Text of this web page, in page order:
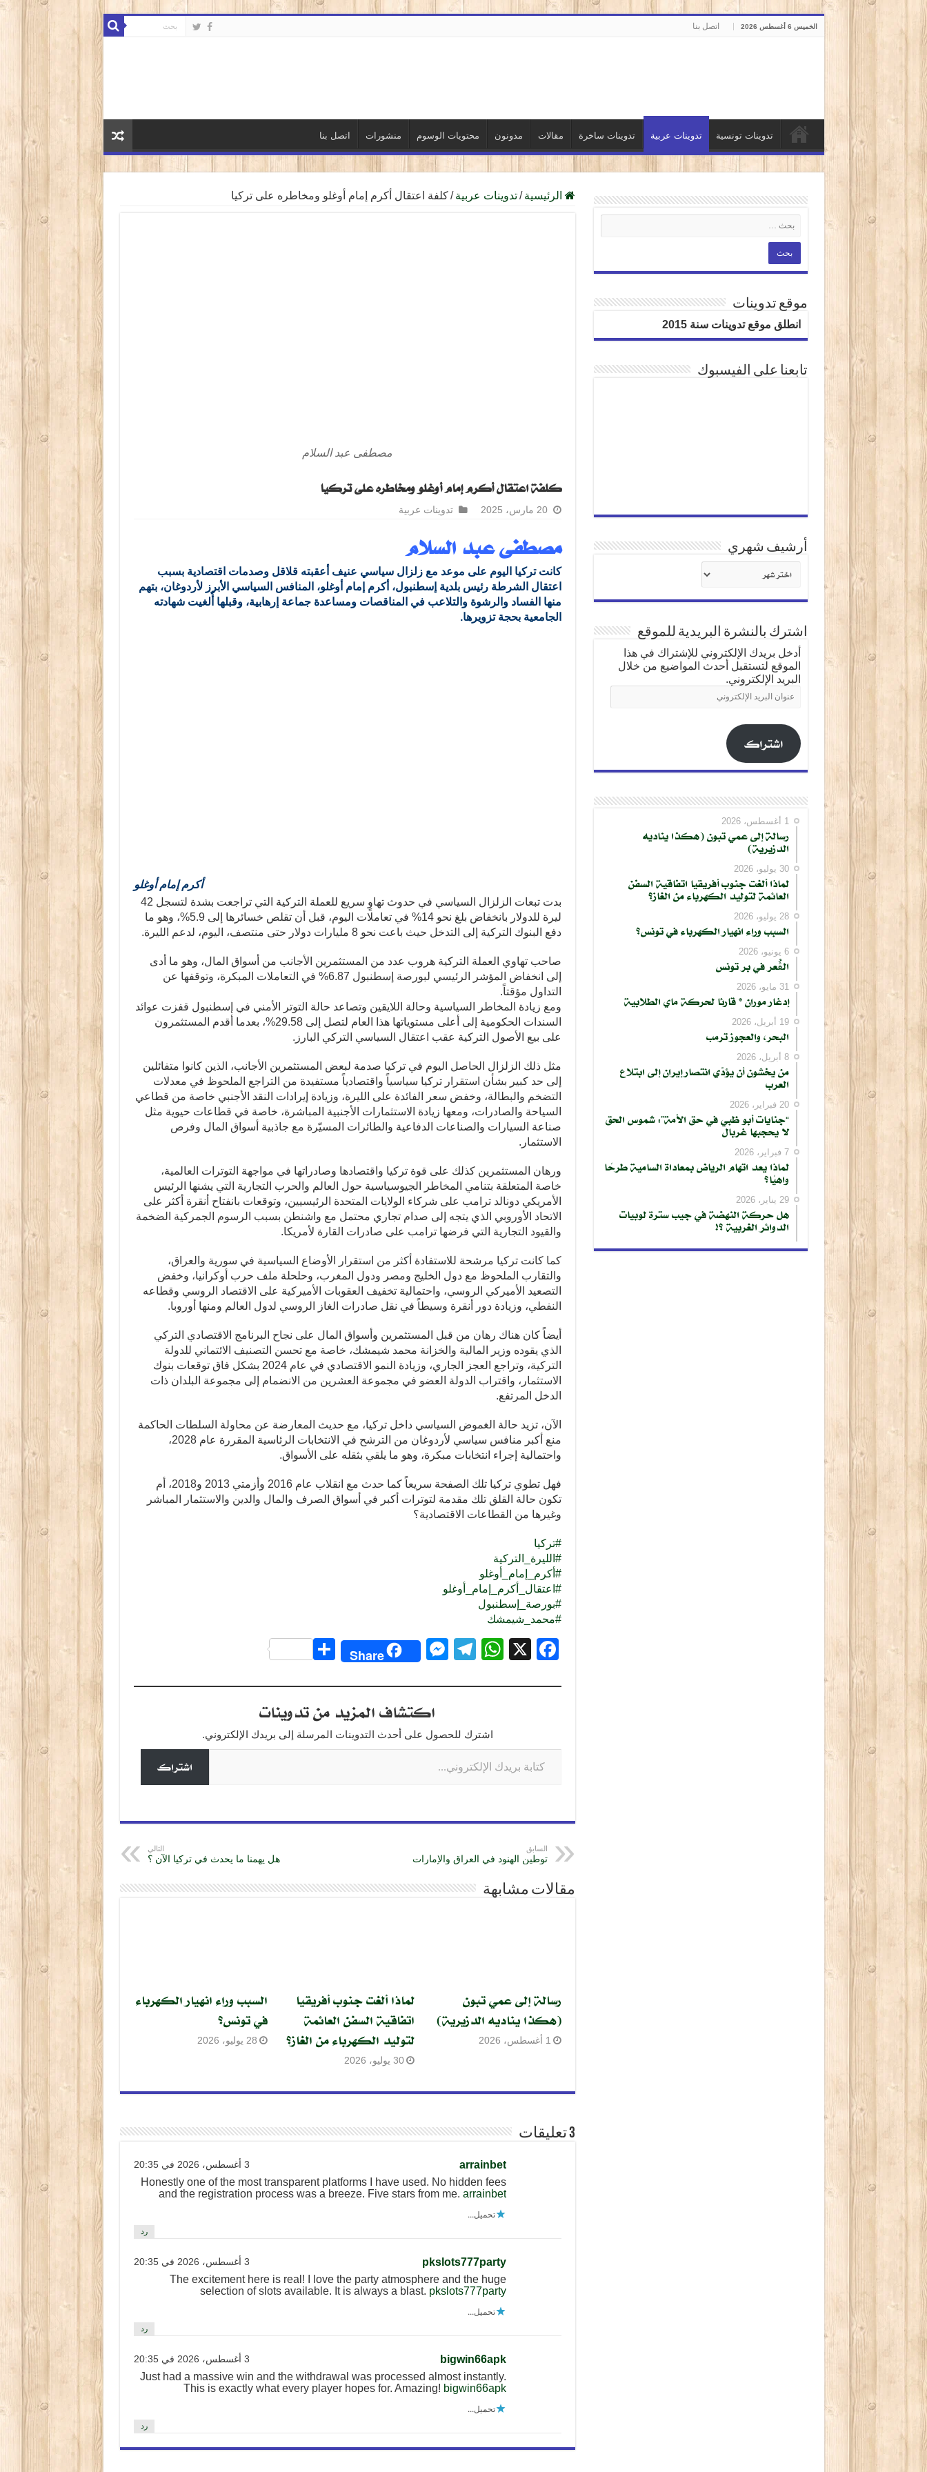
الخميس 6 أغسطس 2026 اتصل بنا
تدوينات تونسية تدوينات عربية تدوينات ساخرة مقالات مدونون محتويات الوسوم منشورات اتصل بنا
الرئيسية / تدوينات عربية / كلفة اعتقال أكرم إمام أوغلو ومخاطره على تركيا
مصطفى عبد السلام
كلفة اعتقال أكرم إمام أوغلو ومخاطره على تركيا
20 مارس، 2025 تدوينات عربية
مصطفى عبد السلام
كانت تركيا اليوم على موعد مع زلزال سياسي عنيف أعقبته قلاقل وصدمات اقتصادية بسبب
اعتقال الشرطة رئيس بلدية إسطنبول، أكرم إمام أوغلو، المنافس السياسي الأبرز لأردوغان، بتهم
منها الفساد والرشوة والتلاعب في المناقصات ومساعدة جماعة إرهابية، وقبلها أُلغيت شهادته
الجامعية بحجة تزويرها.
أكرم إمام أوغلو
بدت تبعات الزلزال السياسي في حدوث تهاوٍ سريع للعملة التركية التي تراجعت بشدة لتسجل 42
ليرة للدولار بانخفاض بلغ نحو 14% في تعاملات اليوم، قبل أن تقلص خسائرها إلى 5.9%، وهو ما
دفع البنوك التركية إلى التدخل حيث باعت نحو 8 مليارات دولار حتى منتصف، اليوم، لدعم الليرة.
صاحب تهاوي العملة التركية هروب عدد من المستثمرين الأجانب من أسواق المال، وهو ما أدى
إلى انخفاض المؤشر الرئيسي لبورصة إسطنبول 6.87% في التعاملات المبكرة، وتوقفها عن
التداول مؤقتاً.
ومع زيادة المخاطر السياسية وحالة اللايقين وتصاعد حالة التوتر الأمني في إسطنبول قفزت عوائد
السندات الحكومية إلى أعلى مستوياتها هذا العام لتصل إلى 29.58%، بعدما أقدم المستثمرون
على بيع الأصول التركية عقب اعتقال السياسي التركي البارز.
مثل ذلك الزلزال الحاصل اليوم في تركيا صدمة لبعض المستثمرين الأجانب، الذين كانوا متفائلين
إلى حد كبير بشأن استقرار تركيا سياسياً واقتصادياً مستفيدة من التراجع الملحوظ في معدلات
التضخم والبطالة، وخفض سعر الفائدة على الليرة، وزيادة إيرادات النقد الأجنبي خاصة من قطاعي
السياحة والصادرات، ومعها زيادة الاستثمارات الأجنبية المباشرة، خاصة في قطاعات حيوية مثل
صناعة السيارات والصناعات الدفاعية والطائرات المسيّرة مع جاذبية أسواق المال وفرص
الاستثمار.
ورهان المستثمرين كذلك على قوة تركيا واقتصادها وصادراتها في مواجهة التوترات العالمية،
خاصة المتعلقة بتنامي المخاطر الجيوسياسية حول العالم والحرب التجارية التي يشنها الرئيس
الأمريكي دونالد ترامب على شركاء الولايات المتحدة الرئيسيين، وتوقعات بانفتاح أنقرة أكثر على
الاتحاد الأوروبي الذي يتجه إلى صدام تجاري محتمل مع واشنطن بسبب الرسوم الجمركية الضخمة
والقيود التجارية التي فرضها ترامب على صادرات القارة لأمريكا.
كما كانت تركيا مرشحة للاستفادة أكثر من استقرار الأوضاع السياسية في سورية والعراق،
والتقارب الملحوظ مع دول الخليج ومصر ودول المغرب، وحلحلة ملف حرب أوكرانيا، وخفض
التصعيد الأميركي الروسي، واحتمالية تخفيف العقوبات الأميركية على الاقتصاد الروسي وقطاعه
النفطي، وزيادة دور أنقرة وسيطاً في نقل صادرات الغاز الروسي لدول العالم ومنها أوروبا.
أيضاً كان هناك رهان من قبل المستثمرين وأسواق المال على نجاح البرنامج الاقتصادي التركي
الذي يقوده وزير المالية والخزانة محمد شيمشك، خاصة مع تحسن التصنيف الائتماني للدولة
التركية، وتراجع العجز الجاري، وزيادة النمو الاقتصادي في عام 2024 بشكل فاق توقعات بنوك
الاستثمار، واقتراب الدولة العضو في مجموعة العشرين من الانضمام إلى مجموعة البلدان ذات
الدخل المرتفع.
الآن، تزيد حالة الغموض السياسي داخل تركيا، مع حديث المعارضة عن محاولة السلطات الحاكمة
منع أكبر منافس سياسي لأردوغان من الترشح في الانتخابات الرئاسية المقررة عام 2028،
واحتمالية إجراء انتخابات مبكرة، وهو ما يلقي بثقله على الأسواق.
فهل تطوي تركيا تلك الصفحة سريعاً كما حدث مع انقلاب عام 2016 وأزمتي 2013 و2018، أم
تكون حالة القلق تلك مقدمة لتوترات أكبر في أسواق الصرف والمال والدين والاستثمار المباشر
وغيرها من القطاعات الاقتصادية؟
#تركيا
#الليرة_التركية
#أكرم_إمام_أوغلو
#اعتقال_أكرم_إمام_أوغلو
#بورصة_إسطنبول
#محمد_شيمشك
F
c
o
X
W
at
A
p
T
e
gr
a
M
ss
e
n
Share
ar
e
اكتشاف المزيد من تدوينات
اشترك للحصول على أحدث التدوينات المرسلة إلى بريدك الإلكتروني.
اشتراك
السابق
توطين الهنود في العراق والإمارات
التالي
هل يهمنا ما يحدث في تركيا الآن ؟
مقالات مشابهة
رسالة إلى عمي تبون
(هكذا يناديه الدزيرية)
1 أغسطس، 2026
لماذا ألغت جنوب أفريقيا
اتفاقية السفن العائمة
لتوليد الكهرباء من الغاز؟
30 يوليو، 2026
السبب وراء انهيار الكهرباء
في تونس؟
28 يوليو، 2026
3 تعليقات
arrainbet 3 أغسطس، 2026 في 20:35
Honestly one of the most transparent platforms I have used. No hidden fees
and the registration process was a breeze. Five stars from me. arrainbet
تحميل...
رد
pkslots777party 3 أغسطس، 2026 في 20:35
The excitement here is real! I love the party atmosphere and the huge
selection of slots available. It is always a blast. pkslots777party
تحميل...
رد
bigwin66apk 3 أغسطس، 2026 في 20:35
Just had a massive win and the withdrawal was processed almost instantly.
This is exactly what every player hopes for. Amazing! bigwin66apk
تحميل...
رد
موقع تدوينات
انطلق موقع تدوينات سنة 2015
تابعنا على الفيسبوك
أرشيف شهري
شهري
اشترك بالنشرة البريدية للموقع
أدخل بريدك الإلكتروني للإشتراك في هذا
الموقع لتستقبل أحدث المواضيع من خلال
البريد الإلكتروني.
عنوان
البريد
اشتراك
1 أغسطس، 2026
رسالة إلى عمي تبون (هكذا يناديه
الدزيرية)
30 يوليو، 2026
لماذا ألغت جنوب أفريقيا اتفاقية السفن
العائمة لتوليد الكهرباء من الغاز؟
28 يوليو، 2026
السبب وراء انهيار الكهرباء في تونس؟
6 يونيو، 2026
الڨُعر في بر تونس
31 مايو، 2026
إدغار موران * قارئا لحركة ماي الطلابية
19 أبريل، 2026
البحر، والعجوز ترمب
8 أبريل، 2026
من يخشون أن يؤدّي انتصار إيران إلى ابتلاع
العرب
20 فبراير، 2026
“جنايات أبو ظبي في حق الأمة”: شموس الحق
لا يحجبها غربال
7 فبراير، 2026
لماذا يعد اتهام الرياض بمعاداة السامية طرحًا
واهيًا؟
29 يناير، 2026
هل حركة النهضة في جيب سترة لوبيات
الدوائر الغربية ؟!